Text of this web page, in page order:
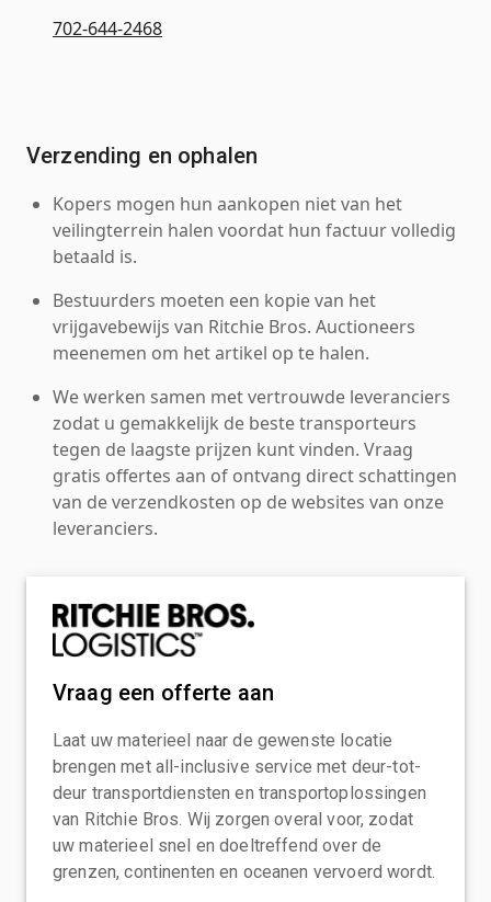
702-644-2468
Verzending en ophalen
Kopers mogen hun aankopen niet van het
veilingterrein halen voordat hun factuur volledig
betaald is.
Bestuurders moeten een kopie van het
vrijgavebewijs van Ritchie Bros. Auctioneers
meenemen om het artikel op te halen.
We werken samen met vertrouwde leveranciers
zodat u gemakkelijk de beste transporteurs
tegen de laagste prijzen kunt vinden. Vraag
gratis offertes aan of ontvang direct schattingen
van de verzendkosten op de websites van onze
leveranciers.
Vraag een offerte aan
Laat uw materieel naar de gewenste locatie
brengen met all-inclusive service met deur-tot-
deur transportdiensten en transportoplossingen
van Ritchie Bros. Wij zorgen overal voor, zodat
uw materieel snel en doeltreffend over de
grenzen, continenten en oceanen vervoerd wordt.